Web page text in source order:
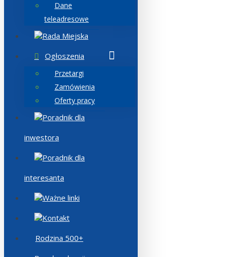
Dane
teleadresowe
Rada Miejska
Ogłoszenia
Przetargi
Zamówienia
Oferty pracy
Poradnik dla
inwestora
Poradnik dla
interesanta
Ważne linki
Kontakt
Rodzina 500+